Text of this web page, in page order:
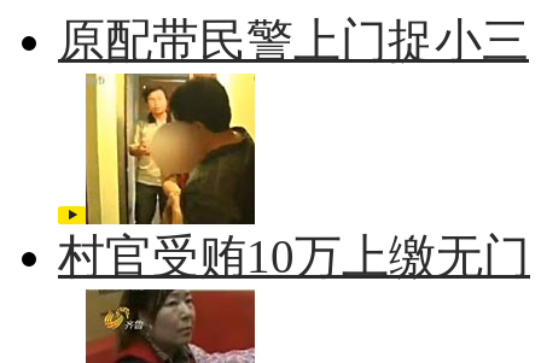
原配带民警上门捉小三
村官受贿10万上缴无门